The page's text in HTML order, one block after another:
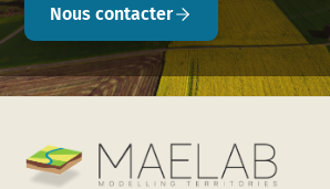
Nous contacter